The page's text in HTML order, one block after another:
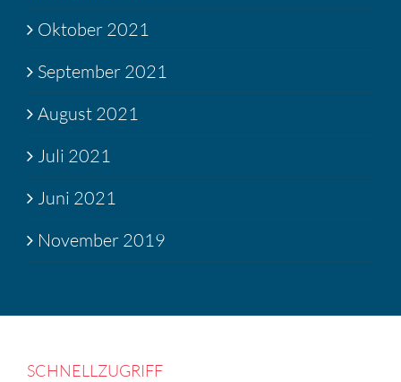
Oktober 2021
September 2021
August 2021
Juli 2021
Juni 2021
November 2019
SCHNELL­ZU­GRIFF